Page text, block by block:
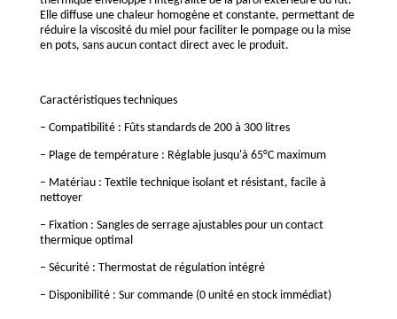
Elle diffuse une chaleur homogène et constante, permettant de
réduire la viscosité du miel pour faciliter le pompage ou la mise
en pots, sans aucun contact direct avec le produit.
Caractéristiques techniques
– Compatibilité : Fûts standards de 200 à 300 litres
– Plage de température : Réglable jusqu'à 65°C maximum
– Matériau : Textile technique isolant et résistant, facile à
nettoyer
– Fixation : Sangles de serrage ajustables pour un contact
thermique optimal
– Sécurité : Thermostat de régulation intégré
– Disponibilité : Sur commande (0 unité en stock immédiat)